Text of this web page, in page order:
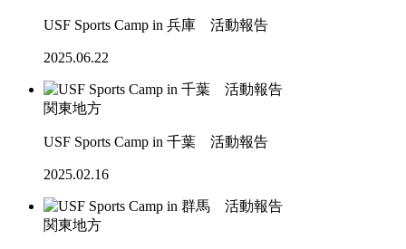
USF Sports Camp in 兵庫 活動報告
2025.06.22
関東地方
USF Sports Camp in 千葉 活動報告
2025.02.16
関東地方